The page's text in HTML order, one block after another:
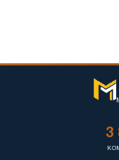
3